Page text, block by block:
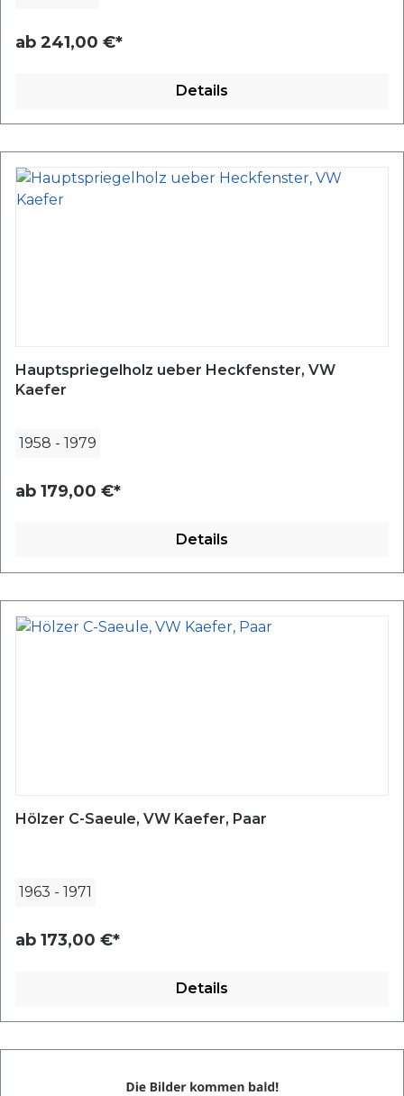
ab 241,00 €*
Details
Hauptspriegelholz ueber Heckfenster, VW
Kaefer
1958 - 1979
ab 179,00 €*
Details
Hölzer C-Saeule, VW Kaefer, Paar
1963 - 1971
ab 173,00 €*
Details